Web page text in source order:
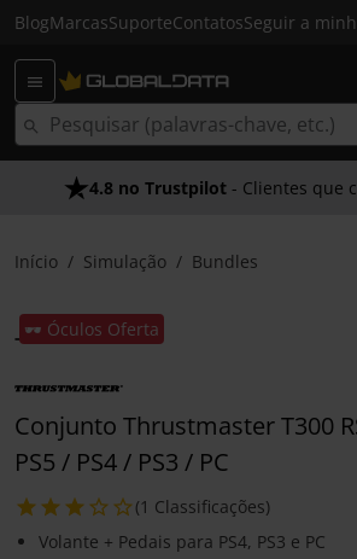
BlogMarcasSuporteContatosSeguir a
4.8 no Trustpilot - Clientes que
Início Simulação Bundles
🕶️ Óculos Oferta
Conjunto Thrustmaster T300
PS5 / PS4 / PS3 / PC
(1 Classificações)
Volante + Pedais para PS4, PS3 e PC